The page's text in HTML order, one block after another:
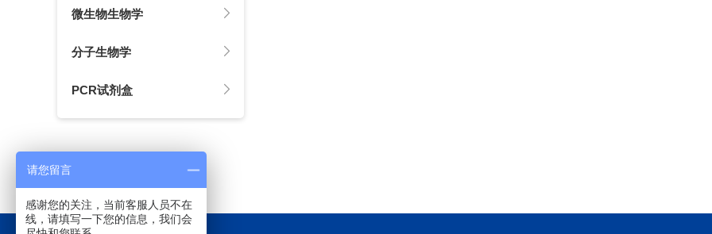
微生物生物学
分子生物学
PCR试剂盒
请您留言
感谢您的关注，当前客服人员不在
线，请填写一下您的信息，我们会